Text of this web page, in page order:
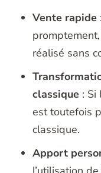
Vente rapide
réalisé sans
classique : Si
est toutefois
classique.
Apport